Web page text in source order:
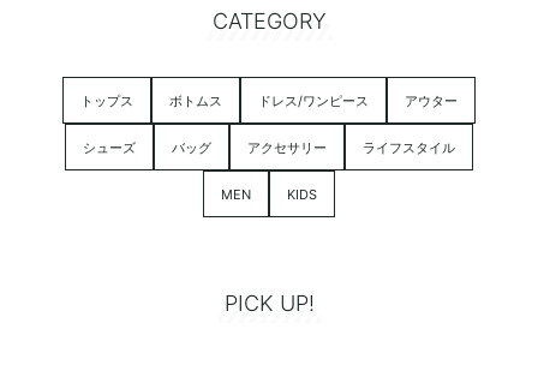
CATEGORY
トップス ボトムス ドレス/ワンピース アウター
シューズ バッグ アクセサリー ライフスタイル
MEN KIDS
PICK UP!